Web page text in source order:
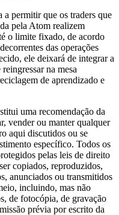
a permitir que os traders que
pela Atom realizem
o limite fixado, de acordo
das operações
ele deixará de integrar a
na mesa
de aprendizado e
uma recomendação da
vender ou manter qualquer
aqui discutidos ou se
específico. Todos os
pelas leis de direito
copiados, reproduzidos,
anunciados ou transmitidos
incluindo, mas não
de fotocópia, de gravação
prévia por escrito da